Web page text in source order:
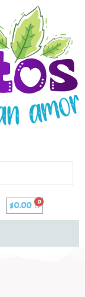
$0.00